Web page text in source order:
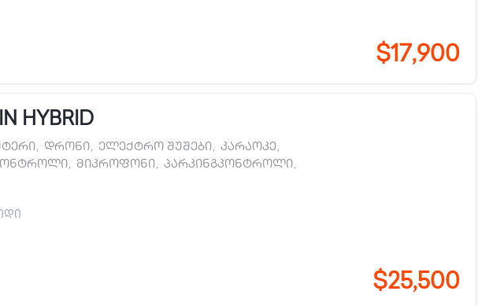
$17,900
HYBRID
, დრონი, ელექტრო შუშები, კარაოკე,
, მიკროფონი, პარკინგკონტროლი,
$25,500